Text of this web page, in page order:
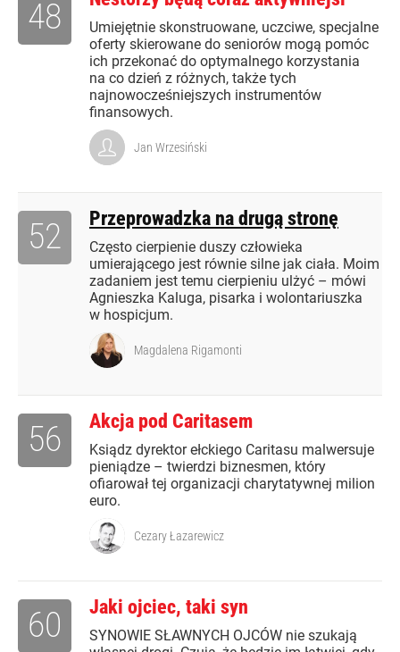
Umiejętnie skonstruowane, uczciwe, specjalne
oferty skierowane do seniorów mogą pomóc
ich przekonać do optymalnego korzystania
na co dzień z różnych, także tych
najnowocześniejszych instrumentów
finansowych.
48
Jan Wrzesiński
Przeprowadzka na drugą stronę
Często cierpienie duszy człowieka
umierającego jest równie silne jak ciała. Moim
zadaniem jest temu cierpieniu ulżyć – mówi
Agnieszka Kaluga, pisarka i wolontariuszka
w hospicjum.
52
Magdalena Rigamonti
Akcja pod Caritasem
Ksiądz dyrektor ełckiego Caritasu malwersuje
pieniądze – twierdzi biznesmen, który
ofiarował tej organizacji charytatywnej milion
euro.
56
Cezary Łazarewicz
Jaki ojciec, taki syn
SYNOWIE SŁAWNYCH OJCÓW nie szukają
60